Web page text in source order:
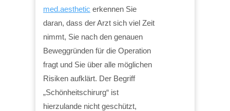
med.aesthetic erkennen Sie
daran, dass der Arzt sich viel Zeit
nimmt, Sie nach den genauen
Beweggründen für die Operation
fragt und Sie über alle möglichen
Risiken aufklärt. Der Begriff
„Schönheitschirurg“ ist
hierzulande nicht geschützt,